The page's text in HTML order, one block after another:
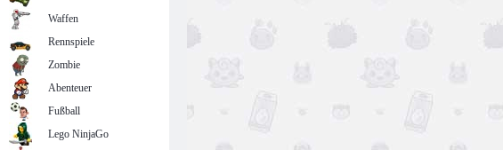
Waffen
Rennspiele
Zombie
Abenteuer
Fußball
Lego NinjaGo